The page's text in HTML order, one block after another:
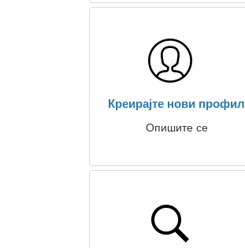
Креирајте нови профил
Опишите се